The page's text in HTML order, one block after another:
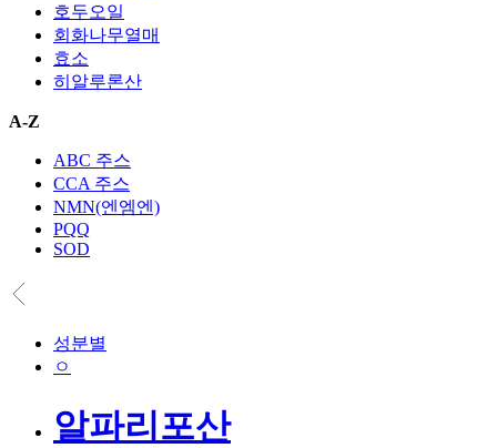
호두오일
회화나무열매
효소
히알루론산
A-Z
ABC 주스
CCA 주스
NMN(엔엠엔)
PQQ
SOD
성분별
ㅇ
알파리포산